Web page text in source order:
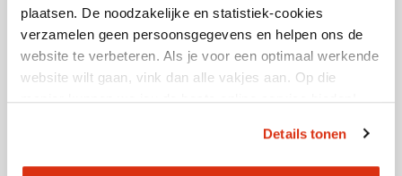
plaatsen. De noodzakelijke en statistiek-cookies
verzamelen geen persoonsgegevens en helpen ons de
website te verbeteren. Als je voor een optimaal werkende
website wilt gaan, vink dan alle vakjes aan. Op die
manier kunnen we jou de beste online service bieden!
Details tonen
1,5 uur